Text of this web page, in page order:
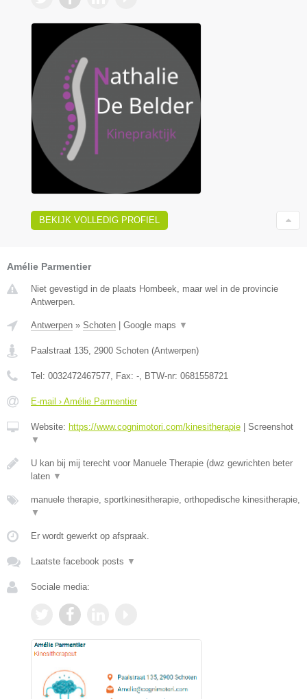
BEKIJK VOLLEDIG PROFIEL
Amélie Parmentier
Niet gevestigd in de plaats Hombeek, maar wel in de provincie
Antwerpen.
Antwerpen » Schoten Google maps ▼
Paalstraat 135, 2900 Schoten (Antwerpen)
Tel: 0032472467577, Fax: -, BTW-nr: 0681558721
E-mail › Amélie Parmentier
Website: https://www.cognimotori.com/kinesitherapie
Screenshot
▼
U kan bij mij terecht voor Manuele Therapie (dwz gewrichten beter
laten ▼
manuele therapie, sportkinesitherapie, orthopedische kinesitherapie,
▼
Er wordt gewerkt op afspraak.
Laatste facebook posts ▼
Sociale media: